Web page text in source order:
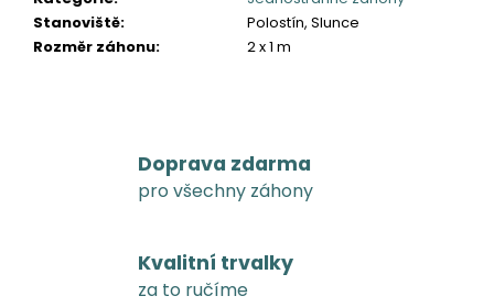
Stanoviště:
Polostín, Slunce
Rozměr záhonu: 2 x 1 m
Doprava zdarma
pro všechny záhony
Kvalitní trvalky
za to ručíme